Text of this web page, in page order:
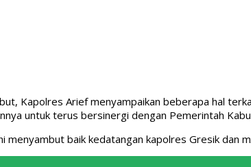
Kapolres Arief menyampaikan beberapa hal
untuk terus bersinergi dengan Pemerintah
menyambut baik kedatangan kapolres Gresik